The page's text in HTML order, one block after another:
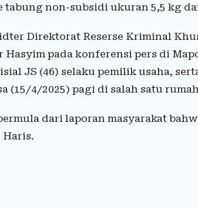
tabung non-subsidi ukuran 5,5 kg
Direktorat Reserse Kriminal
Hasyim pada konferensi pers di
JS (46) selaku pemilik usaha,
(15/4/2025) pagi di salah satu
dari laporan masyarakat